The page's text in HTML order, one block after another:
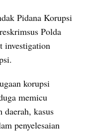
Pidana Korupsi
Polda
investigation
korupsi
memicu
daerah, kasus
penyelesaian